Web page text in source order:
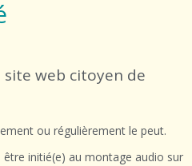
web citoyen de
ou régulièrement le peut.
initié(e) au montage audio sur